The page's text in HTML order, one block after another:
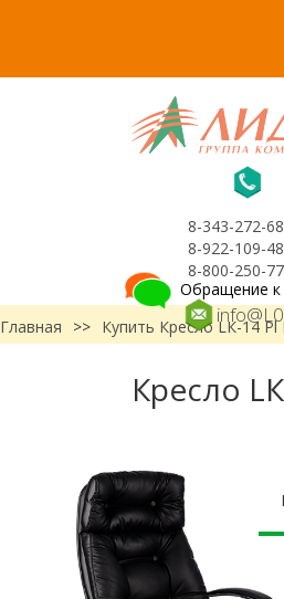
8-343-272-
8-922-109-
8-800-250-
Обращение к
Главная
>> Купить Кресло LК-14
Кресло